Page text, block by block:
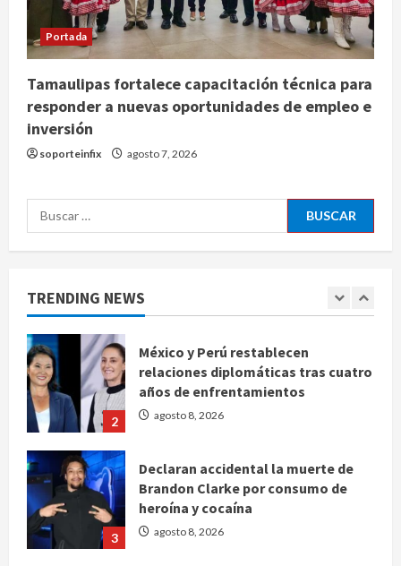
Portada
Tamaulipas fortalece capacitación técnica para
responder a nuevas oportunidades de empleo e
inversión
soporteinfix agosto 7, 2026
Buscar:
TRENDING NEWS
parcialmente los envíos de
aguacate desde México
Denuncian robo de 5 mil dólares y un
AICM
1
EE. UU. reconoce apoyo de
Sheinbaum contra el narco pero
2
México y Perú restablecen
relaciones diplomáticas tras cuatro
años de enfrentamientos
agosto 8, 2026
3
Declaran accidental la muerte de
Brandon Clarke por consumo de
heroína y cocaína
agosto 8, 2026